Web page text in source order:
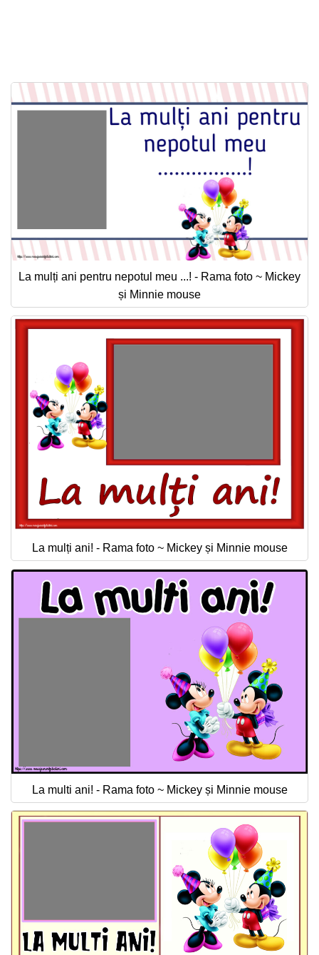
La mulți ani pentru nepotul meu ...! - Rama foto ~ Mickey
și Minnie mouse
La mulți ani! - Rama foto ~ Mickey și Minnie mouse
La multi ani! - Rama foto ~ Mickey și Minnie mouse